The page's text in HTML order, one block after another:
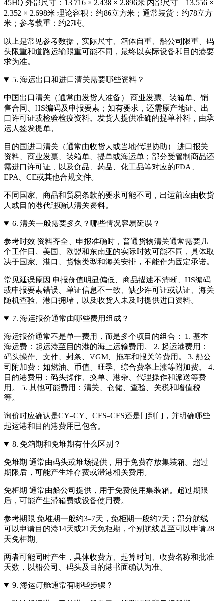
45HQ 外部尺寸：13.716 × 2.438 × 2.896米 内部尺寸：13.556 ×
2.352 × 2.698米 理论容积：约86立方米；通常装货：约78立方
米；参考载重：约27吨。
以上是常见参考数据，实际尺寸、箱体自重、船公司限重、码
头限重和道路运输限重可能不同，最终以实际设备和目的港要
求为准。
5. 海运出口和进口清关需要哪些资料？
中国出口清关（通常由发货人准备） 商业发票、装箱单、销
售合同、HS编码及申报要素；如有要求，还需原产地证、出
口许可证或检验检疫资料。发货人提供准确的提单补料，由承
运人签发提单。
目的国进口清关（通常由收货人或当地代理协助） 进口报关
资料、商业发票、装箱单、提单或海运单；部分受管制商品还
需进口许可证，以及食品、药品、化工品等对应的FDA、
EPA、CE或其他合规文件。
不同国家、商品和贸易条款的要求可能不同，出运前应由收货
人或目的港代理确认清关资料。
6. 清关一般需要多久？哪些情况容易延误？
参考时效 资料齐全、申报准确时，普通货物清关通常需要几
个工作日。美国、欧盟和东南亚的实际时效可能不同，具体取
决于国家、港口、货物类型和海关安排，不能作为固定承诺。
常见延误原因 申报价值明显偏低、商品描述不清晰、HS编码
或申报要素错误、单证信息不一致、缺少许可证或认证、海关
随机查验、港口拥堵，以及收货人未及时提供进口资料。
7. 海运报价通常由哪些费用组成？
海运报价通常不是单一费用，而是多个项目的组合： 1. 基本
海运费：起运港至目的港的海上运输费用。 2. 起运港费用：
码头操作、文件、封条、VGM、拖车和报关等费用。 3. 船公
司附加费：如燃油、币值、旺季、综合费率上涨等附加费。 4.
目的港费用：码头操作、换单、港杂、代理操作和派送等费
用。 5. 其他可能费用：清关、仓储、查验、关税和增值税
等。
询价时应确认是CY–CY、CFS–CFS还是门到门，并明确哪些
起运港和目的港费用已包含。
8. 免箱期和免堆期有什么区别？
免堆期 通常由码头或堆场提供，用于免费存放集装箱。超过
期限后，可能产生堆存费或滞港相关费用。
免柜期 通常由船公司提供，用于免费使用集装箱。超过期限
后，可能产生滞箱费或设备使用费。
参考期限 免堆期一般约3–7天，免柜期一般约7天；部分航线
可以申请目的港14天或21天免柜期，个别航线甚至可以申请28
天免柜期。
两者可能同时产生，具体收费方、起算时间、收费名称和批准
天数，以船公司、码头及目的港书面确认为准。
9. 海运订舱通常有哪些步骤？